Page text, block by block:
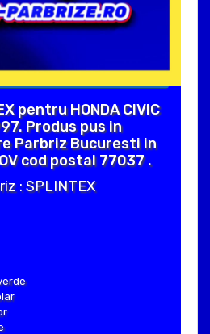
pentru HONDA CIVIC
Produs pus in
Parbriz Bucuresti in
cod postal 77037 .
: SPLINTEX